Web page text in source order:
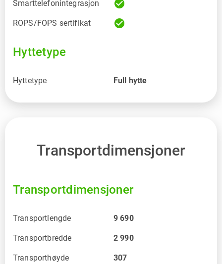
Smarttelefonintegrasjon check_circle
ROPS/FOPS sertifikat check_circle
Hyttetype
Hyttetype Full hytte
Transportdimensjoner
Transportdimensjoner
Transportlengde 9 690
Transportbredde 2 990
Transporthøyde 307